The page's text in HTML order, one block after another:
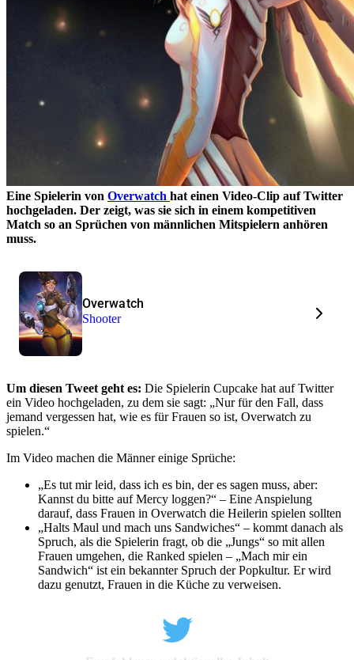
Eine Spielerin von Overwatch hat einen Video-Clip auf Twitter
hochgeladen. Der zeigt, was sie sich in einem kompetitiven
Match so an Sprüchen von männlichen Mitspielern anhören
muss.
Overwatch
Shooter
Um diesen Tweet geht es: Die Spielerin Cupcake hat auf Twitter
ein Video hochgeladen, zu dem sie sagt: „Nur für den Fall, dass
jemand vergessen hat, wie es für Frauen so ist, Overwatch zu
spielen.“
Im Video machen die Männer einige Sprüche:
„Es tut mir leid, dass ich es bin, der es sagen muss, aber:
Kannst du bitte auf Mercy loggen?“ – Eine Anspielung
darauf, dass Frauen in Overwatch die Heilerin spielen sollten
„Halts Maul und mach uns Sandwiches“ – kommt danach als
Spruch, als die Spielerin fragt, ob die „Jungs“ so mit allen
Frauen umgehen, die Ranked spielen – „Mach mir ein
Sandwich“ ist ein bekannter Spruch der Popkultur. Er wird
dazu genutzt, Frauen in die Küche zu verweisen.